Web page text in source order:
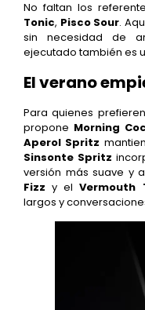
No faltan los
Tonic, Pisco Sour.
sin necesidad de
ejecutado también es
El verano
Para quienes
propone Morning
Aperol Spritz
Sinsonte Spritz
versión más suave y
Fizz y elVermouth
largos y